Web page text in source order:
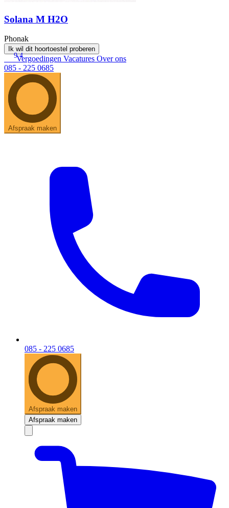
Solana M H2O
Phonak
Ik wil dit hoortoestel proberen
9.4
Vergoedingen Vacatures Over ons
085 - 225 0685
Afspraak maken
085 - 225 0685
Afspraak maken
Afspraak maken